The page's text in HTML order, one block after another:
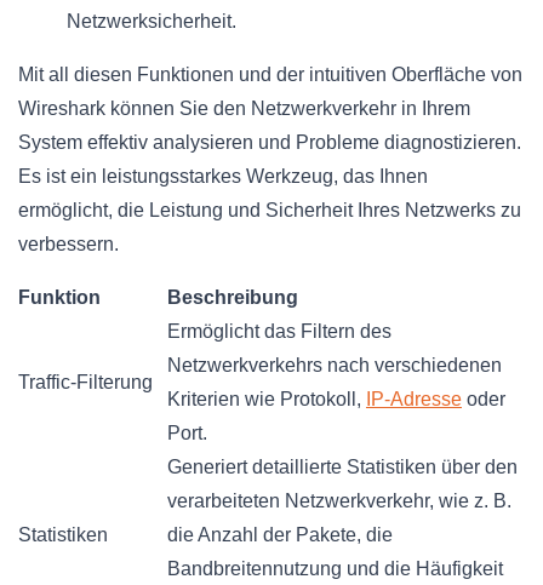
Netzwerksicherheit.
Mit all diesen Funktionen und der intuitiven Oberfläche von
Wireshark können Sie den Netzwerkverkehr in Ihrem
System effektiv analysieren und Probleme diagnostizieren.
Es ist ein leistungsstarkes Werkzeug, das Ihnen
ermöglicht, die Leistung und Sicherheit Ihres Netzwerks zu
verbessern.
Funktion Beschreibung
Traffic-Filterung
Ermöglicht das Filtern des
Netzwerkverkehrs nach verschiedenen
Kriterien wie Protokoll,
IP-Adresse oder
Port.
Statistiken
Generiert detaillierte Statistiken über den
verarbeiteten Netzwerkverkehr, wie z. B.
die Anzahl der Pakete, die
Bandbreitennutzung und die Häufigkeit